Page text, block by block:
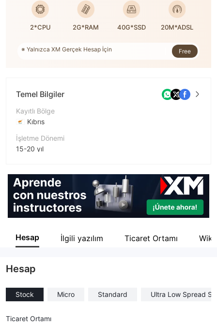
2*CPU 2G*RAM 40G*SSD 20M*ADSL
※ Sipariş numarası: 10,163,342
Free
Temel Bilgiler
Kayıtlı Bölge
Kıbrıs
İşletme Dönemi
15-20 yıl
TRADING.COM MARKETS UK LIMITED
Hesap İlgili yazılım Ticaret Ortamı
Hesap
Stock Micro Standard Ultra Low Spread
Ticaret Ortamı